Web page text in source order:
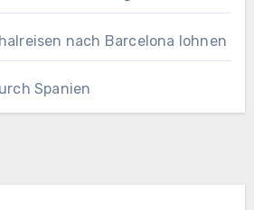
nach Barcelona lohnen
Spanien